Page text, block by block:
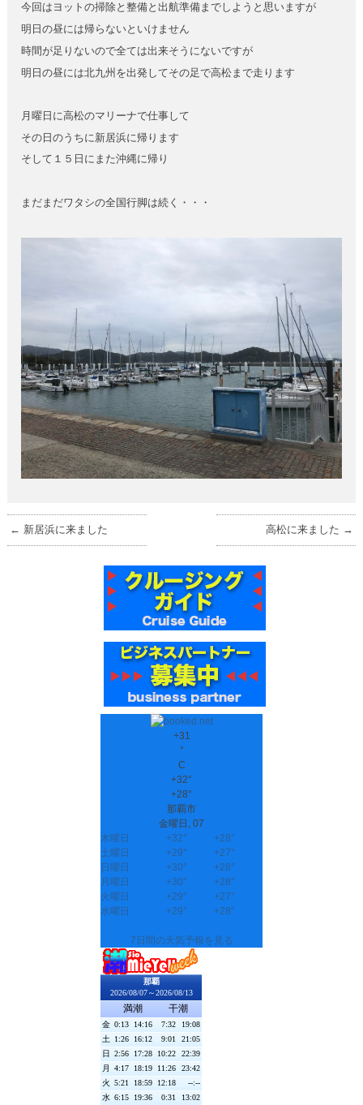
今回はヨットの掃除と整備と出航準備までしようと思いますが
明日の昼には帰らないといけません
時間が足りないので全ては出来そうにないですが
明日の昼には北九州を出発してその足で高松まで走ります
月曜日に高松のマリーナで仕事して
その日のうちに新居浜に帰ります
そして１５日にまた沖縄に帰り
まだまだワタシの全国行脚は続く・・・
← 新居浜に来ました 高松に来ました →
+31
°
C
+32°
+28°
那覇市
金曜日, 07
木曜日
+32° +28°
土曜日
+29° +27°
日曜日
+30° +28°
月曜日
+30° +28°
火曜日
+29° +27°
水曜日
+29° +28°
7日間の天気予報を見る